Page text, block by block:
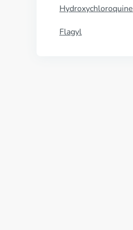
Hydroxychloroquine
Flagyl